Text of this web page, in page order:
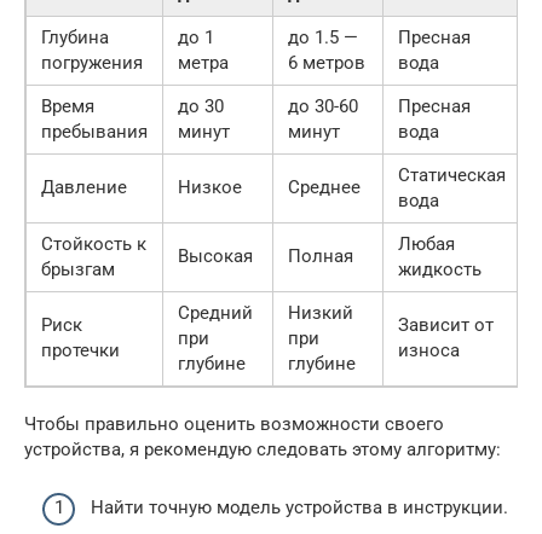
Глубина
погружения
до 1
метра
до 1.5 —
6 метров
Пресная
вода
Время
пребывания
до 30
минут
до 30-60
минут
Пресная
вода
Давление Низкое Среднее
Статическая
вода
Стойкость к
брызгам
Высокая Полная
Любая
жидкость
Риск
протечки
Средний
при
глубине
Низкий
при
глубине
Зависит от
износа
Чтобы правильно оценить возможности своего
устройства, я рекомендую следовать этому алгоритму:
Найти точную модель устройства в инструкции.